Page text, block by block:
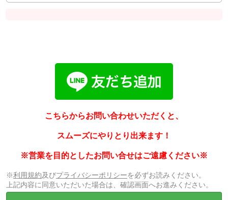
こちらからお問い合わせいただくと、
スムーズにやりとり出来ます！
※営業を目的としたお問い合せはご遠慮ください※
※利用規約及びプライバシーポリシーを必ずお読みください。
上記内容に同意いただいた場合は、確認画面へお進みください。